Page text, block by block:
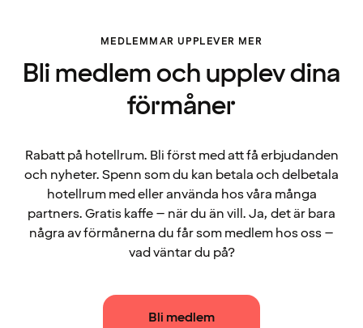
MEDLEMMAR UPPLEVER MER
Bli medlem och upplev dina
förmåner
Rabatt på hotellrum. Bli först med att få erbjudanden
och nyheter. Spenn som du kan betala och delbetala
hotellrum med eller använda hos våra många
partners. Gratis kaffe – när du än vill. Ja, det är bara
några av förmånerna du får som medlem hos oss –
vad väntar du på?
Bli medlem